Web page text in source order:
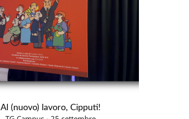
Al (nuovo) lavoro, Cipputi!